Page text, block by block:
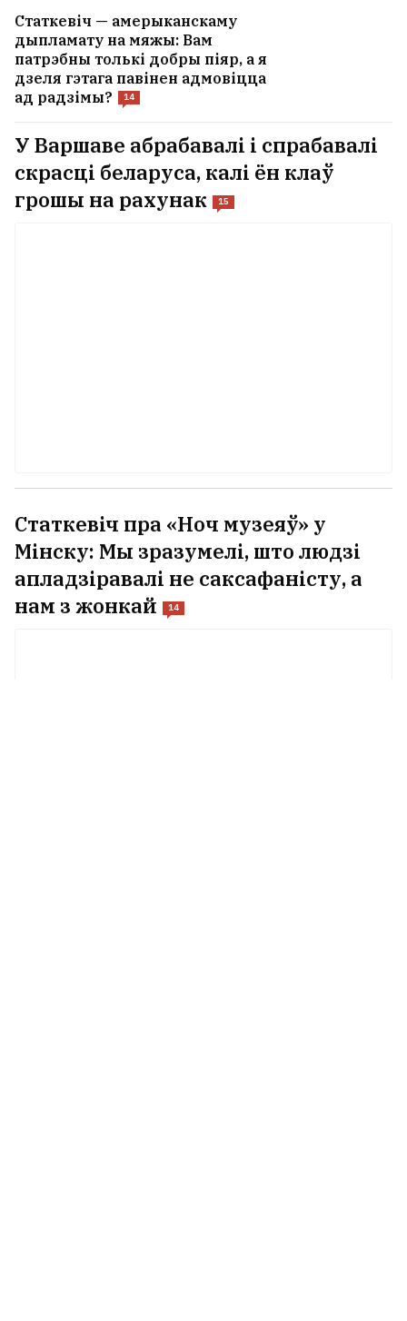
Статкевіч — амерыканскаму
дыпламату на мяжы: Вам
патрэбны толькі добры піяр, а я
дзеля гэтага павінен адмовіцца
ад радзімы?
14
У Варшаве абрабавалі і спрабавалі
скрасці беларуса, калі ён клаў
грошы на рахунак
15
Статкевіч пра «Ноч музеяў» у
Мінску: Мы зразумелі, што людзі
апладзіравалі не саксафаністу, а
нам з жонкай
14